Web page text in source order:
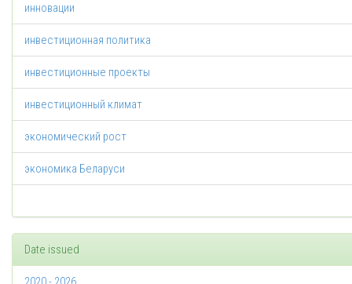
инновации
инвестиционная политика
инвестиционные проекты
инвестиционный климат
экономический рост
экономика Беларуси
Date issued